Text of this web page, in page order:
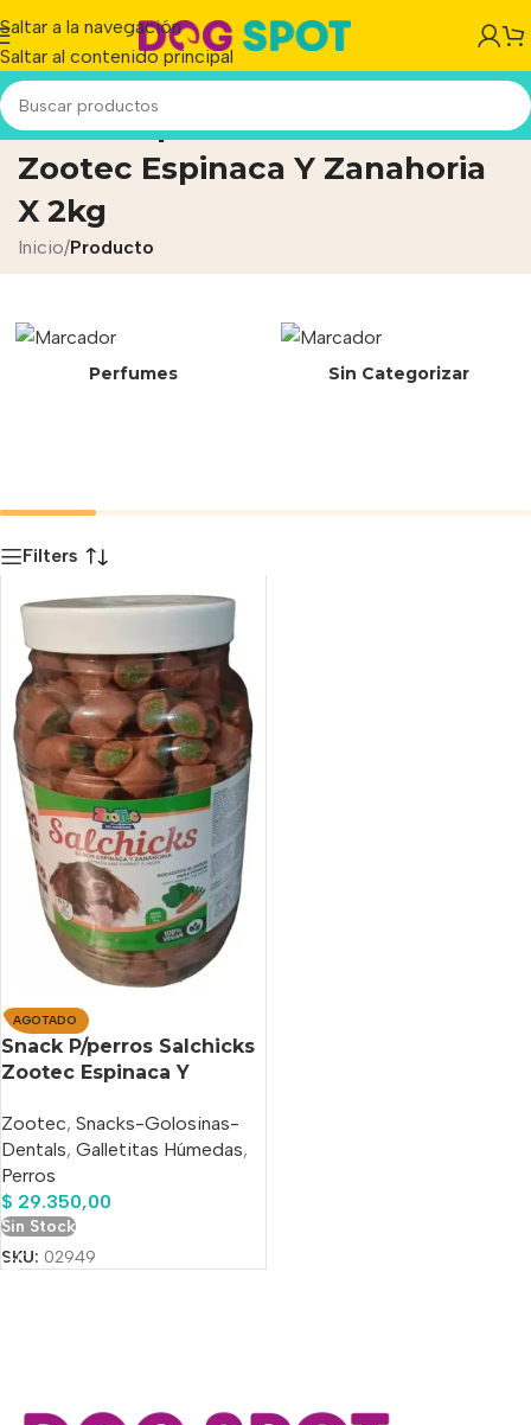
Saltar a la navegación
Saltar al contenido principal
Snack P/perros Salchicks
Zootec Espinaca Y Zanahoria
X 2kg
Inicio/Producto
Perfumes Sin Categorizar
Filters
AGOTADO
Snack P/perros Salchicks
Zootec Espinaca Y
Zootec, Snacks-Golosinas-
Dentals, Galletitas Húmedas,
Perros
$ 29.350,00
Sin Stock
SKU: 02949